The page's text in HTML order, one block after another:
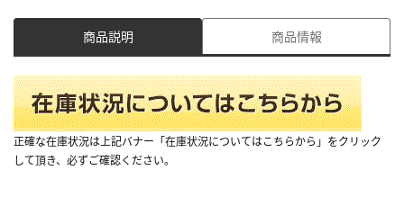
商品説明 商品情報
正確な在庫状況は上記バナー「在庫状況についてはこちらから」をクリック
して頂き、必ずご確認ください。